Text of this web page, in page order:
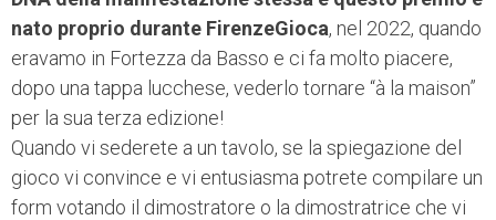
nato proprio durante FirenzeGioca, nel 2022, quando
eravamo in Fortezza da Basso e ci fa molto piacere,
dopo una tappa lucchese, vederlo tornare “à la maison”
per la sua terza edizione!
Quando vi sederete a un tavolo, se la spiegazione del
gioco vi convince e vi entusiasma potrete compilare un
form votando il dimostratore o la dimostratrice che vi